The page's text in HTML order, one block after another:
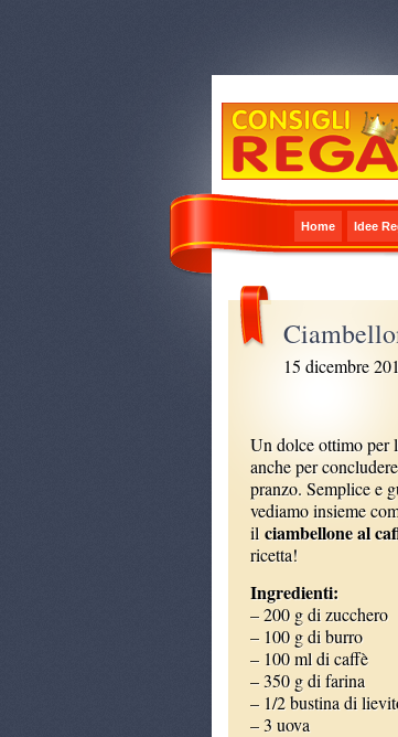
Home Idee
15 dicembre
Un dolce ottimo per
anche per
pranzo. Semplice e
vediamo insieme
il ciambellone al
ricetta!
Ingredienti:
– 200 g di zucchero
– 100 g di burro
– 100 ml di caffè
– 350 g di farina
– 1/2 bustina di
– 3 uova